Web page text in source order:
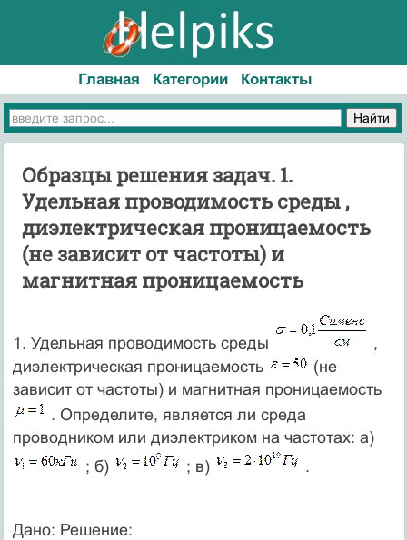
Главная Категории Контакты
Образцы решения задач. 1.
Удельная проводимость среды ,
диэлектрическая проницаемость
(не зависит от частоты) и
магнитная проницаемость
1. Удельная проводимость среды
,
диэлектрическая проницаемость
(не
зависит от частоты) и магнитная проницаемость
. Определите, является ли среда
проводником или диэлектриком на частотах: а)
; б)
; в) .
Дано: Решение: